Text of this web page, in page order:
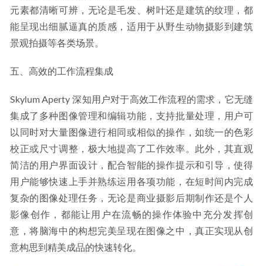
元素都清晰可辨，无论是毛发、树叶还是建筑的纹理，都
能呈现出细腻逼真的质感，适用于从野生动物摄影到建筑
景观拍摄等各类场景。
五、高效的工作流程集成
Skylum Aperty 深知用户对于高效工作流程的需求，它无缝
集成了多种图像管理和编辑功能，支持批量处理，用户可
以同时对大量图像进行相同或相似的操作，如统一的色彩
校正或尺寸调整，极大地提高了工作效率。此外，其直观
简洁的用户界面设计，配合智能的操作提示和引导，使得
用户能够快速上手并熟练运用各项功能，在短时间内完成
复杂的图像处理任务，无论是商业摄影后期制作还是个人
影像创作，都能让用户在流畅的操作体验中充分发挥创
意，将脑海中的构想完美呈现在图像之中，真正实现从创
意构思到精美成品的快速转化。